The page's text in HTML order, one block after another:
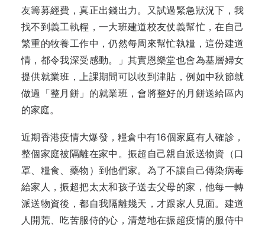
友籌募經費，真正出錢出力。又試過緊急狀況下，我
找不到義工執糧，一大班建道校友仗義幫忙，在自己
繁重的牧養工作中，仍然每周來幫忙執糧，這份建道
情，都令我深受感動。」其實恩樂堂也會為基層婦女
提供就業班，上課期間可以收到津貼，例如中秋節就
做過「整月餅」的就業班，會將整好的月餅送給區內
的家庭。
近期香港疫情大爆發，糧倉中有16個家庭有人確診，
整個家庭被隔離在家中。振超自己親自派送物資（口
罩、糧食、藥物）到他們家。為了不讓自己傳染病毒
給家人，振超把太太和孩子送去父母的家，他每一轉
派送物資後，都自我隔離幾天，才跟家人見面。建道
人開荒、吃苦服侍的心，清楚地在振超疫情的服侍中